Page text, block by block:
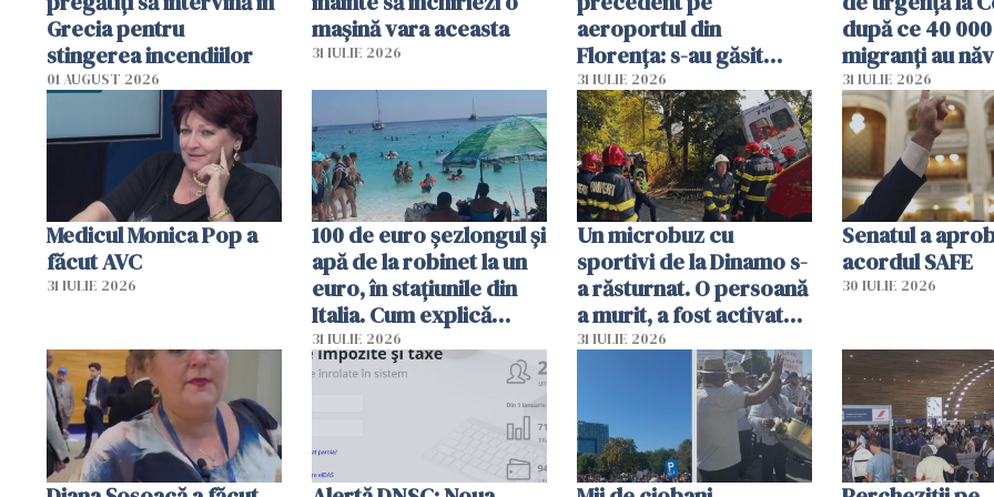
Grecia pentru
stingerea incendiilor
01 AUGUST 2026
mașină vara aceasta
31 IULIE 2026
aeroportul din
Florența: s-au găsit
capete de aligator și o
sumă imensă de bani
31 IULIE 2026
după ce 40
migranți au
teritoriul
mobiliza toate
resursele"
31 IULIE 2026
Medicul Monica Pop a
făcut AVC
31 IULIE 2026
100 de euro șezlongul și
apă de la robinet la un
euro, în stațiunile din
Italia. Cum explică
autoritățile
31 IULIE 2026
Un microbuz cu
sportivi de la Dinamo s-
a răsturnat. O persoană
a murit, a fost activat
planul roșu de
31 IULIE 2026
Senatul a
acordul SAFE
30 IULIE 2026